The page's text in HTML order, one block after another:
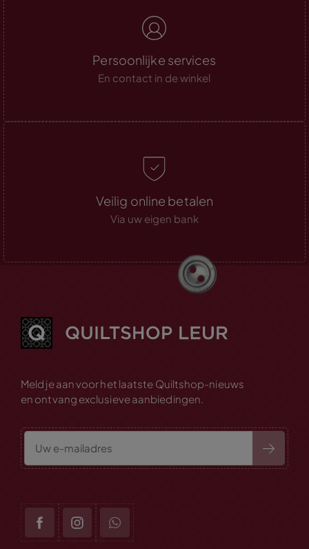
Persoonlijke services
En contact in de winkel
Veilig online betalen
Via uw eigen bank
Meld je aan voor het laatste Quiltshop-nieuws
en ontvang exclusieve aanbiedingen.